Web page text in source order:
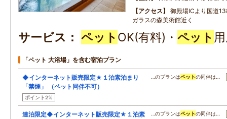
アクセス
御殿場ICより国道
ガラスの森美術館近く
サービス ペット OK(有料)・ ペット
「ペット 大浴場」を含む宿泊プラン
◆インターネット販売限定★１泊素泊まり
「禁煙」 （ペット同伴不可）
ポイント2%
…のプランはペットの同伴は…
連泊限定◆インターネット販売限定★１泊素
…のプランはペットの同伴は…